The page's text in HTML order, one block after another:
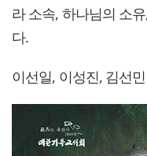
라 소속, 하나님의 소
다.
이선일, 이성진, 김선